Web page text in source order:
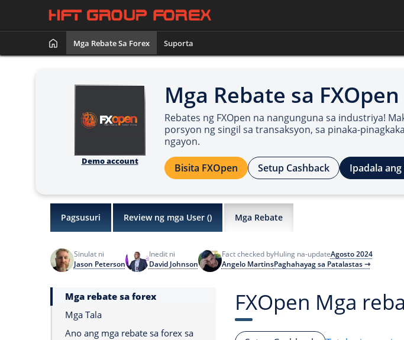
Mga Rebate Sa Forex Suporta
Demo account
Mga Rebate sa FXOpen
Rebates ng FXOpen na nangunguna sa industriya!
porsyon ng singil sa transaksyon, sa pinaka-
ngayon.
Bisita FXOpen Setup Cashback Ipadala ang
Pagsusuri Review ng mga User () Mga Rebate
Sinulat ni
Jason Peterson
Inedit ni
David Johnson
Fact checked by
Angelo Martins
Huling na-updateAgosto 2024
Paghahayag sa Patalastas ⇾
Mga rebate sa forex
Mga Tala
Ano ang mga rebate sa forex sa
FXOpen Mga